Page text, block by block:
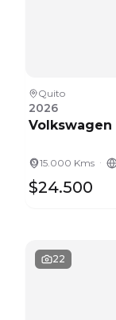
Quito
2026
Volkswagen
15.000 Kms ·
$24.500
22